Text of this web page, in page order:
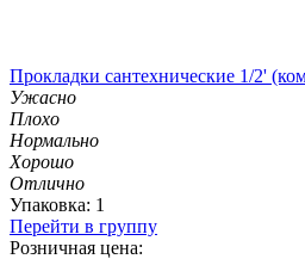
Прокладки сантехнические 1/2'
Ужасно
Плохо
Нормально
Хорошо
Отлично
Упаковка: 1
Перейти в группу
Розничная цена: